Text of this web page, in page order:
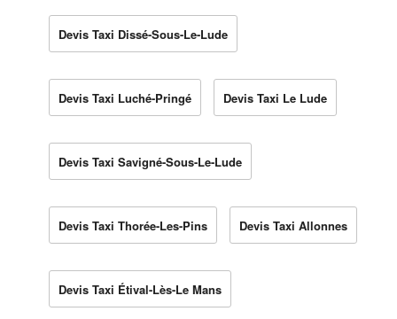
Devis Taxi Dissé-Sous-Le-Lude
Devis Taxi Luché-Pringé Devis Taxi Le Lude
Devis Taxi Savigné-Sous-Le-Lude
Devis Taxi Thorée-Les-Pins Devis Taxi Allonnes
Devis Taxi Étival-Lès-Le Mans